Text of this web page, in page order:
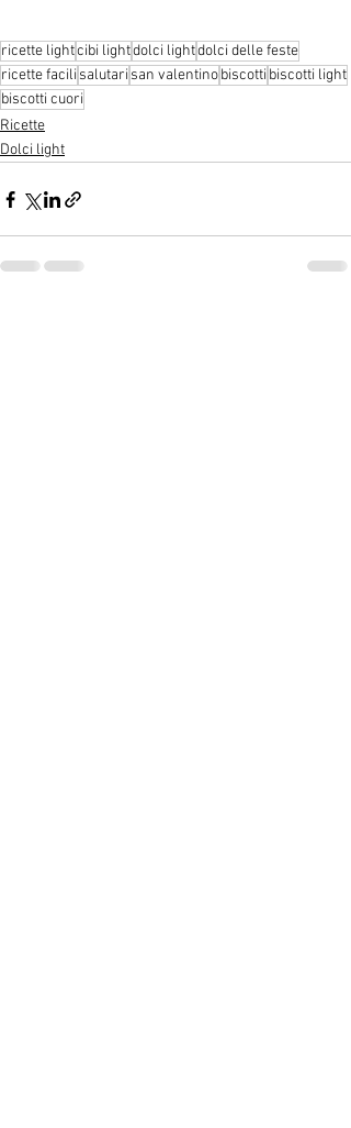
ricette lightcibi lightdolci lightdolci delle feste
ricette facili salutari san valentinobiscotti biscotti light
biscotti cuori
Ricette
Dolci light